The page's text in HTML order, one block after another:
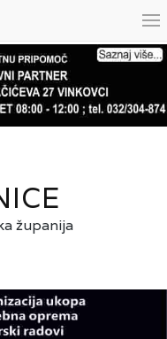
županija